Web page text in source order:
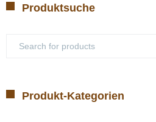
Produktsuche
Produkt-Kategorien